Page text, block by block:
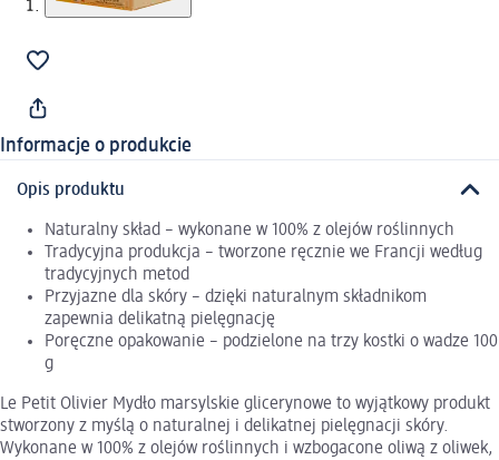
Informacje o produkcie
Opis produktu
Naturalny skład – wykonane w 100% z olejów roślinnych
Tradycyjna produkcja – tworzone ręcznie we Francji według
tradycyjnych metod
Przyjazne dla skóry – dzięki naturalnym składnikom
zapewnia delikatną pielęgnację
Poręczne opakowanie – podzielone na trzy kostki o wadze 100
g
Le Petit Olivier Mydło marsylskie glicerynowe to wyjątkowy produkt
stworzony z myślą o naturalnej i delikatnej pielęgnacji skóry.
Wykonane w 100% z olejów roślinnych i wzbogacone oliwą z oliwek,